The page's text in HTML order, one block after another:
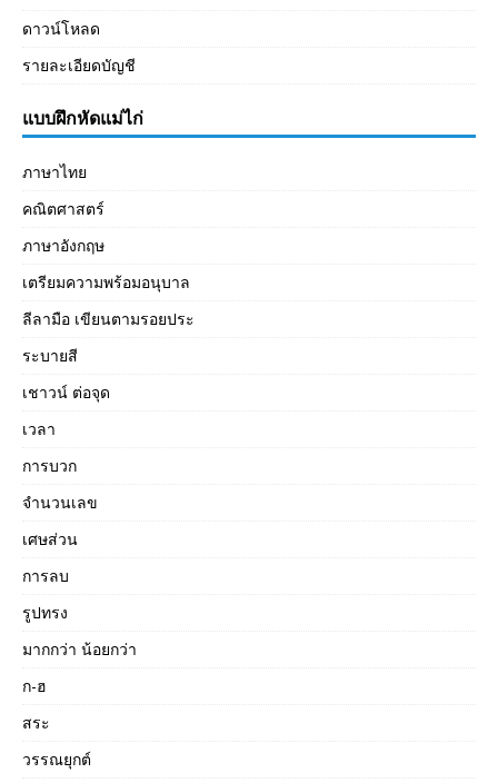
ดาวน์โหลด
รายละเอียดบัญชี
แบบฝึกหัดแม่ไก่
ภาษาไทย
คณิตศาสตร์
ภาษาอังกฤษ
เตรียมความพร้อมอนุบาล
ลีลามือ เขียนตามรอยประ
ระบายสี
เชาวน์ ต่อจุด
เวลา
การบวก
จำนวนเลข
เศษส่วน
การลบ
รูปทรง
มากกว่า น้อยกว่า
ก-ฮ
สระ
วรรณยุกต์